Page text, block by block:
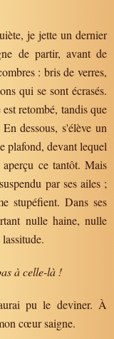
je jette un dernier
de partir, avant de
: bris de verres,
qui se sont écrasés.
retombé, tandis que
dessous, s'élève un
plafond, devant lequel
ce tantôt. Mais
par ses ailes ;
stupéfient. Dans ses
nulle haine, nulle
à celle-là !
pu le deviner. À
cœur saigne.